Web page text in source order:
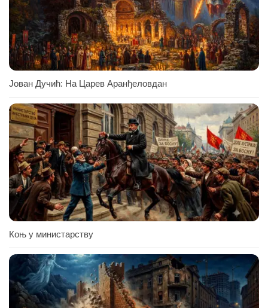
Јован Дучић: На Царев Аранђеловдан
Коњ у министарству